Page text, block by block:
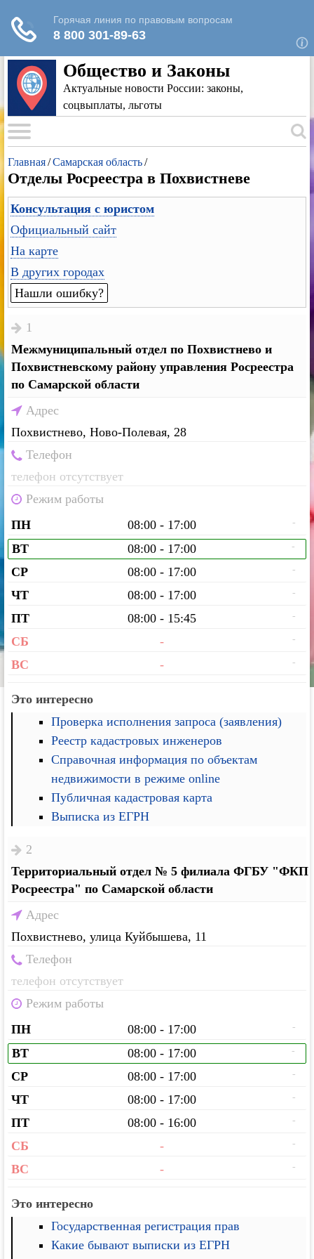
Общество и Законы
Актуальные новости России: законы,
соцвыплаты, льготы
Главная/Самарская область/
Отделы Росреестра в Похвистневе
Консультация с юристом
Официальный сайт
На карте
В других городах
Нашли ошибку?
1
Межмуниципальный отдел по Похвистнево и
Похвистневскому району управления Росреестра
по Самарской области
Адрес
Похвистнево, Ново-Полевая, 28
Телефон
телефон отсутствует
Режим работы
ПН
08:00 - 17:00 -
ВТ 08:00 - 17:00 -
СР 08:00 - 17:00 -
ЧТ 08:00 - 17:00 -
ПТ 08:00 - 15:45 -
СБ - -
ВС - -
Это интересно
Проверка исполнения запроса (заявления)
Реестр кадастровых инженеров
Справочная информация по объектам
недвижимости в режиме online
Публичная кадастровая карта
Выписка из ЕГРН
2
Территориальный отдел № 5 филиала ФГБУ "ФКП
Росреестра" по Самарской области
Адрес
Похвистнево, улица Куйбышева, 11
Телефон
телефон отсутствует
Режим работы
ПН
08:00 - 17:00 -
ВТ 08:00 - 17:00 -
СР 08:00 - 17:00 -
ЧТ 08:00 - 17:00 -
ПТ 08:00 - 16:00 -
СБ - -
ВС - -
Это интересно
Государственная регистрация прав
Какие бывают выписки из ЕГРН
Для любых предложений по сайту: rk-
reestr@cp9.ru